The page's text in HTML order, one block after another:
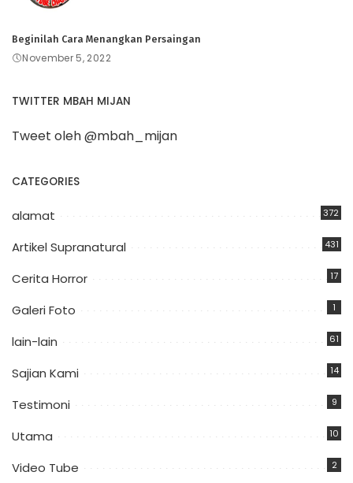
Beginilah Cara Menangkan Persaingan
November 5, 2022
TWITTER MBAH MIJAN
Tweet oleh @mbah_mijan
CATEGORIES
alamat 372
Artikel Supranatural 431
Cerita Horror 17
Galeri Foto 1
lain-lain 61
Sajian Kami 14
Testimoni 9
Utama 10
Video Tube 2